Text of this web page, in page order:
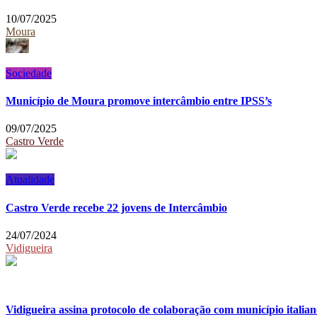
10/07/2025
Moura
Sociedade
Município de Moura promove intercâmbio entre IPSS’s
09/07/2025
Castro Verde
Atualidade
Castro Verde recebe 22 jovens de Intercâmbio
24/07/2024
Vidigueira
Vidigueira assina protocolo de colaboração com município